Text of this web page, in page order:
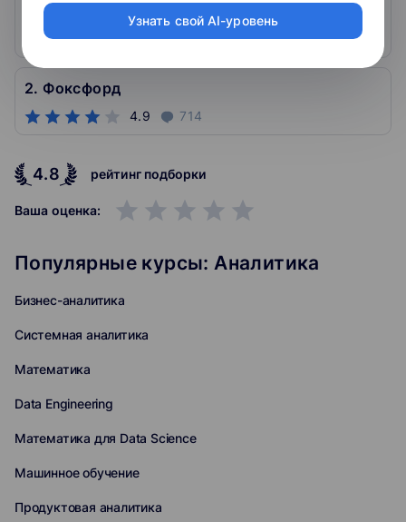
1. SkySmart
5 757
2. Фоксфорд
4.9 714
4.8 рейтинг подборки
Ваша оценка: grade grade grade grade grade
Популярные курсы: Аналитика
Бизнес-аналитика
Системная аналитика
Математика
Data Engineering
Математика для Data Science
Машинное обучение
Продуктовая аналитика
Узнать свой AI-уровень